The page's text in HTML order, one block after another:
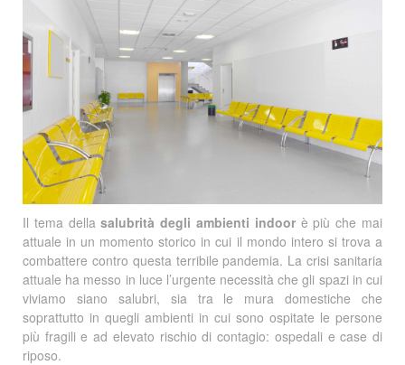
Il tema dellasalubrità degli ambienti indoorè più che mai
attuale in un momento storico in cui il mondo intero si trova a
combattere contro questa terribile pandemia. La crisi sanitaria
attuale ha messo in luce l’urgente necessità che gli spazi in cui
viviamo siano salubri, sia tra le mura domestiche che
soprattutto in quegli ambienti in cui sono ospitate le persone
più fragili e ad elevato rischio di contagio: ospedali e case di
riposo.